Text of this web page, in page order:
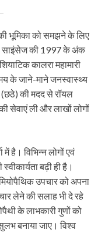
की भूमिका को समझने के लिए
साइंसेज की 1997 के अंक
कालरा महामारी
के जाने-माने जनस्वास्थ्य
(छठे) की मदद से रॉयल
सेवाएं ली और लाखों लोगों
है। विभिन्न लोगों एवं
बढ़ी ही है।
उपचार को अपना
लेने की सलाह भी दे रहे
के लाभकारी गुणों को
बनाया जाए। विश्व